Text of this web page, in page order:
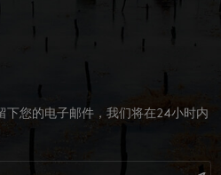
下您的电子邮件，我们将在24小时内